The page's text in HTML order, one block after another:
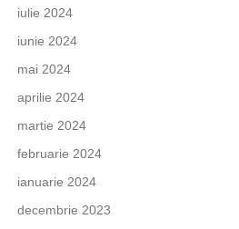
iulie 2024
iunie 2024
mai 2024
aprilie 2024
martie 2024
februarie 2024
ianuarie 2024
decembrie 2023